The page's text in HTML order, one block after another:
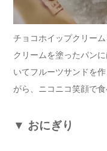
チョコホイップクリー
クリームを塗ったパン
いてフルーツサンドを
がら、ニコニコ笑顔で
▼ おにぎり